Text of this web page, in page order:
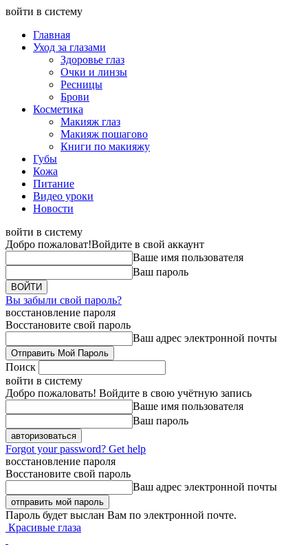
войти в систему
Главная
Уход за глазами
Здоровье глаз
Очки и линзы
Ресницы
Брови
Косметика
Макияж глаз
Макияж пошагово
Книги по макияжу
Губы
Кожа
Питание
Видео уроки
Новости
войти в систему
Добро пожаловат!Войдите в свой аккаунт
Ваше имя пользователя
Ваш пароль
Вы забыли свой пароль?
восстановление пароля
Восстановите свой пароль
Ваш адрес электронной почты
Поиск
войти в систему
Добро пожаловать! Войдите в свою учётную запись
Ваше имя пользователя
Ваш пароль
Forgot your password? Get help
восстановление пароля
Восстановите свой пароль
Ваш адрес электронной почты
Пароль будет выслан Вам по электронной почте.
Красивые глаза